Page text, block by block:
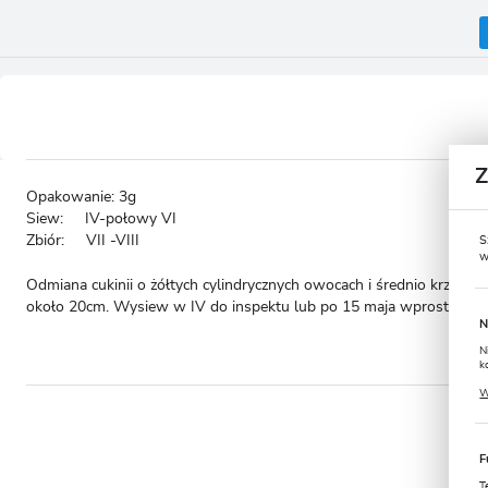
Opakowanie: 3g
Siew: IV-połowy VI
Zbiór: VII -VIII
Odmiana cukinii o żółtych cylindrycznych owocach i średnio
około 20cm. Wysiew w IV do inspektu lub po 15 maja wprost do
- to